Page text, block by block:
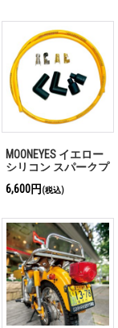
MOONEYES イエロー
シリコン スパークプ
ラグ ワイヤー セッ
ト for H-D
6,600円 (税込)